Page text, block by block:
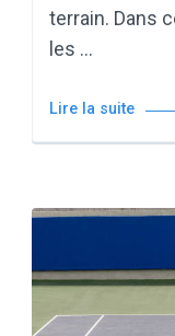
terrain. Dans
les …
Lire la suite